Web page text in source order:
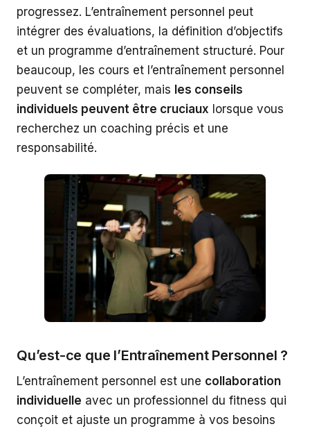
progressez. L’entraînement personnel peut
intégrer des évaluations, la définition d’objectifs
et un programme d’entraînement structuré. Pour
beaucoup, les cours et l’entraînement personnel
peuvent se compléter, mais les conseils
individuels peuvent être cruciaux lorsque vous
recherchez un coaching précis et une
responsabilité.
Qu’est-ce que l’Entraînement Personnel ?
L’entraînement personnel est une collaboration
individuelle avec un professionnel du fitness qui
conçoit et ajuste un programme à vos besoins